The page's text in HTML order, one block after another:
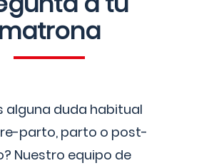
matrona
alguna duda habitual
parto, parto o post-
Nuestro equipo de